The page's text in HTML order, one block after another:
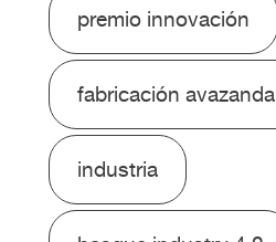
premio innovación
fabricación avazanda
industria